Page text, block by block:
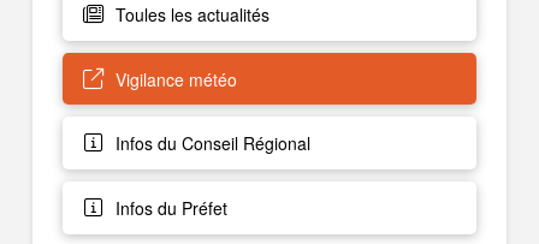
Toules les actualités
Vigilance météo
Infos du Conseil Régional
Infos du Préfet